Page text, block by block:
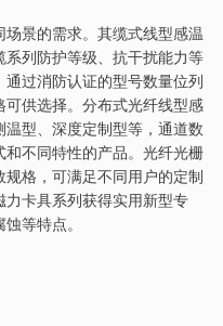
景的需求。其缆式线型感温
列防护等级、抗干扰能力等
过消防认证的型号数量位列
供选择。分布式光纤线型感
型、深度定制型等，通道数
不同特性的产品。光纤光栅
格，可满足不同用户的定制
卡具系列获得实用新型专
等特点。